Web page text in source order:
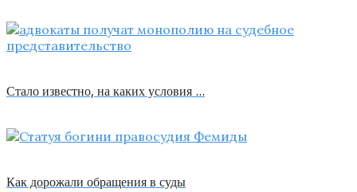
Стало известно, на каких условия …
Как дорожали обращения в суды